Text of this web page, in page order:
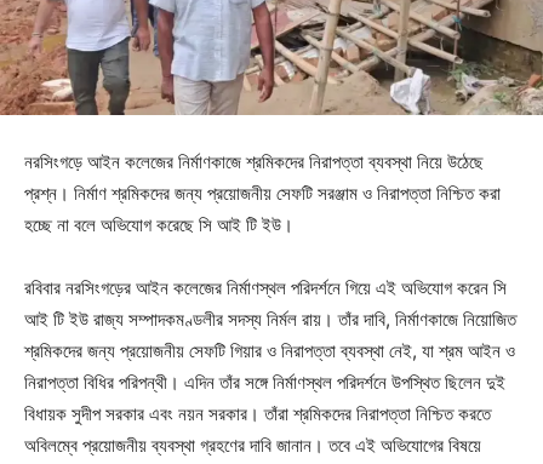
নরসিংগড়ে আইন কলেজের নির্মাণকাজে শ্রমিকদের নিরাপত্তা ব্যবস্থা নিয়ে উঠেছে
প্রশ্ন। নির্মাণ শ্রমিকদের জন্য প্রয়োজনীয় সেফটি সরঞ্জাম ও নিরাপত্তা নিশ্চিত করা
হচ্ছে না বলে অভিযোগ করেছে সি আই টি ইউ।
রবিবার নরসিংগড়ের আইন কলেজের নির্মাণস্থল পরিদর্শনে গিয়ে এই অভিযোগ করেন সি
আই টি ইউ রাজ্য সম্পাদকমণ্ডলীর সদস্য নির্মল রায়। তাঁর দাবি, নির্মাণকাজে নিয়োজিত
শ্রমিকদের জন্য প্রয়োজনীয় সেফটি গিয়ার ও নিরাপত্তা ব্যবস্থা নেই, যা শ্রম আইন ও
নিরাপত্তা বিধির পরিপন্থী। এদিন তাঁর সঙ্গে নির্মাণস্থল পরিদর্শনে উপস্থিত ছিলেন দুই
বিধায়ক সুদীপ সরকার এবং নয়ন সরকার। তাঁরা শ্রমিকদের নিরাপত্তা নিশ্চিত করতে
অবিলম্বে প্রয়োজনীয় ব্যবস্থা গ্রহণের দাবি জানান। তবে এই অভিযোগের বিষয়ে